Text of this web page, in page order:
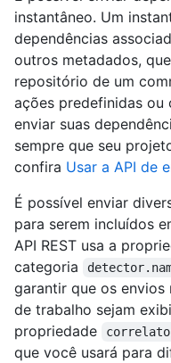
instantâneo. Um
dependências
outros metadados,
repositório de um
ações predefinidas ou
enviar suas
sempre que seu
confira Usar a API de
É possível enviar
para serem incluídos
API REST usa a
categoria
garantir que os envios
de trabalho sejam
propriedade
que você usará para